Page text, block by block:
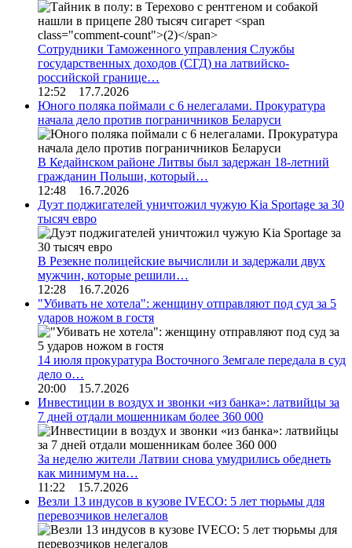
Сотрудники Таможенного управления Службы
государственных доходов (СГД) на латвийско-
российской границе…
12:52 17.7.2026
Юного поляка поймали с 6 нелегалами. Прокуратура
начала дело против пограничников Беларуси
В Кедайнском районе Литвы был задержан 18-летний
гражданин Польши, который…
12:48 16.7.2026
Дуэт поджигателей уничтожил чужую Kia Sportage за 30
тысяч евро
В Резекне полицейские вычислили и задержали двух
мужчин, которые решили…
12:28 16.7.2026
"Убивать не хотела": женщину отправляют под суд за 5
ударов ножом в гостя
14 июля прокуратура Восточного Земгале передала в суд
дело о…
20:00 15.7.2026
Инвестиции в воздух и звонки «из банка»: латвийцы за
7 дней отдали мошенникам более 360 000
За неделю жители Латвии снова умудрились обеднеть
как минимум на…
11:22 15.7.2026
Везли 13 индусов в кузове IVECO: 5 лет тюрьмы для
перевозчиков нелегалов